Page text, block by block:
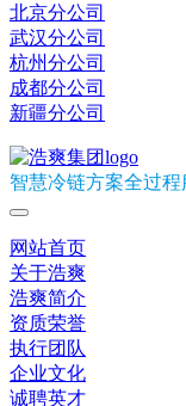
北京分公司
武汉分公司
杭州分公司
成都分公司
新疆分公司
智慧冷链方案全过程
网站首页
关于浩爽
浩爽简介
资质荣誉
执行团队
企业文化
诚聘英才